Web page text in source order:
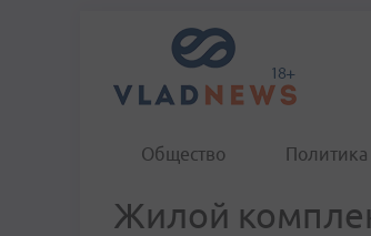
Общество Политика
Жилой